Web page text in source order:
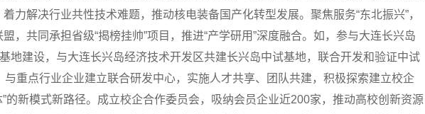
力解决行业共性技术难题，推动核电装备国产化转型发展。聚焦服务“东北振兴”，
，共同承担省级“揭榜挂帅”项目，推进“产学研用”深度融合。如，参与大连长兴岛
地建设，与大连长兴岛经济技术开发区共建长兴岛中试基地，联合开发和验证中试
与重点行业企业建立联合研发中心，实施人才共享、团队共建，积极探索建立校企
”的新模式新路径。成立校企合作委员会，吸纳会员企业近200家，推动高校创新资源